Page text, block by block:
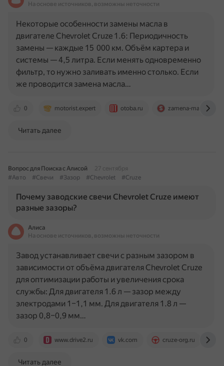
На основе источников, возможны неточности
0 motorist.expert otoba.ru zamena-masla-
Некоторые особенности замены масла в
двигателе Chevrolet Cruze 1.6: Периодичность
замены — каждые 15 000 км. Объём картера и
системы — 4,5 литра. Если менять одновременно
фильтр, то нужно заливать именно столько. Если
же проводится замена масла…
Читать далее
Вопрос для Поиска с Алисой
27 сентября
#Авто
#Свечи #Зазор #Chevrolet #Cruze
Почему заводские свечи Chevrolet Cruze имеют
разные зазоры?
Алиса
На основе источников, возможны неточности
0 www.drive2.ru vk.com cruze-org.ru
Завод устанавливает свечи с разным зазором в
зависимости от объёма двигателя Chevrolet Cruze
для оптимизации работы и увеличения срока
службы: Для двигателя 1.6 л — зазор между
электродами 1–1,1 мм. Для двигателя 1.8 л —
зазор 0,8–0,9 мм…
Читать далее